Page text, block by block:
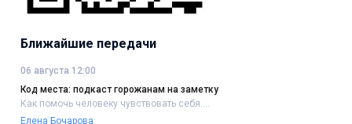
Ближайшие передачи
06 августа 12:00
Код места: подкаст горожанам на заметку
Как помочь человеку чувствовать себя....
Елена Бочарова